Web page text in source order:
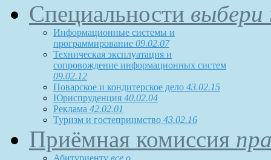
Специальности выбери
Информационные системы и
программирование 09.02.07
Техническая эксплуатация и
сопровождение информационных систем
09.02.12
Поварское и кондитерское дело 43.02.15
Юриспруденция 40.02.04
Реклама 42.02.01
Туризм и гостеприимство 43.02.16
Приёмная комиссия
Абитуриенту все о